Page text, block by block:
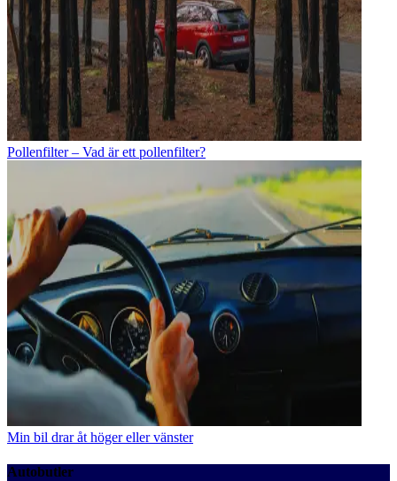
Pollenfilter – Vad är ett pollenfilter?
Min bil drar åt höger eller vänster
Autobutler